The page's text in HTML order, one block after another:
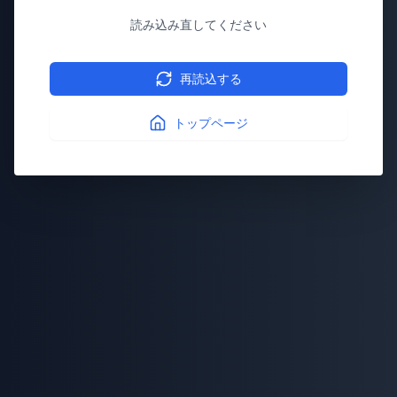
読み込み直してください
再読込する
トップページ